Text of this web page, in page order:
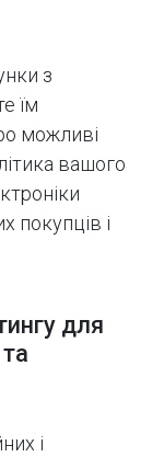
з
їм
можливі
вашого
покупців і
для
і